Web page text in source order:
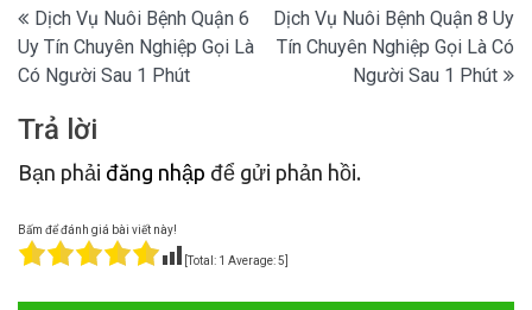
Điều
hướng
viết
Dịch Vụ Nuôi Bệnh Quận 6
Uy Tín Chuyên Nghiệp Gọi Là
Có Người Sau 1 Phút
Dịch Vụ Nuôi Bệnh Quận 8 Uy
Tín Chuyên Nghiệp Gọi Là Có
Người Sau 1 Phút
Trả lời
Bạn phải đăng nhập để gửi phản hồi.
Bấm để đánh giá bài viết này!
[Total: 1 Average:5